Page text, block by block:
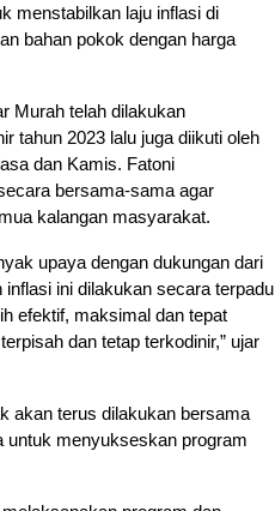
menstabilkan laju inflasi di
bahan pokok dengan harga
Murah telah dilakukan
tahun 2023 lalu juga diikuti oleh
dan Kamis. Fatoni
bersama-sama agar
kalangan masyarakat.
upaya dengan dukungan dari
ini dilakukan secara terpadu
efektif, maksimal dan tepat
dan tetap terkodinir,” ujar
akan terus dilakukan bersama
untuk menyukseskan program